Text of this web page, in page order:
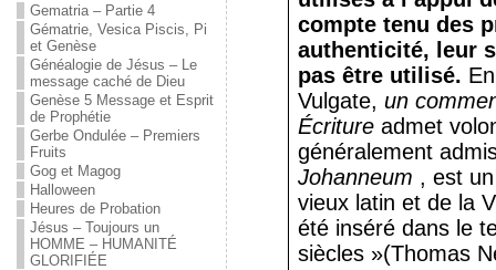
Gematria – Partie 4
Gématrie, Vesica Piscis, Pi
et Genèse
Généalogie de Jésus – Le
message caché de Dieu
Genèse 5 Message et Esprit
de Prophétie
Gerbe Ondulée – Premiers
Fruits
Gog et Magog
Halloween
Heures de Probation
Jésus – Toujours un
HOMME – HUMANITÉ
GLORIFIÉE
compte tenu des
authenticité, leur
pas être utilisé.
Vulgate, un
Écritureadmet
généralement
Johanneum , est
vieux latin et de la
été inséré dans le
siècles »(Thomas